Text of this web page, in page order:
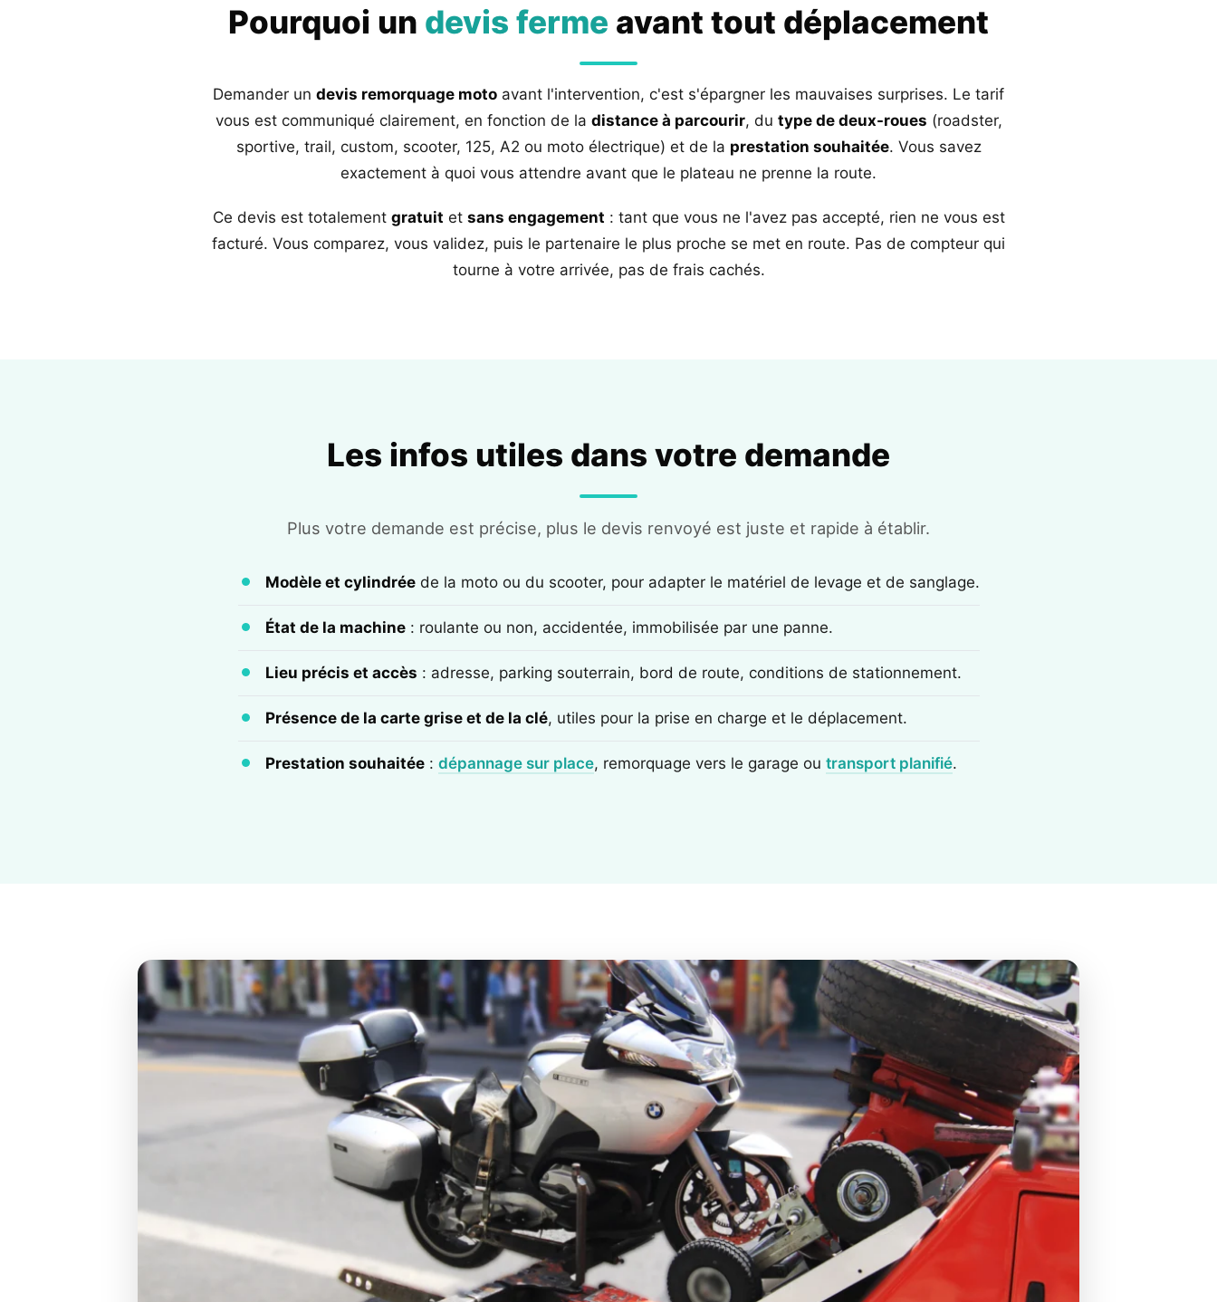
Pourquoi un devis ferme avant tout déplacement
Demander un devis remorquage moto avant l'intervention, c'est s'épargner les mauvaises surprises. Le tarif
vous est communiqué clairement, en fonction de la distance à parcourir, du type de deux-roues (roadster,
sportive, trail, custom, scooter, 125, A2 ou moto électrique) et de la prestation souhaitée. Vous savez
exactement à quoi vous attendre avant que le plateau ne prenne la route.
Ce devis est totalement gratuit et sans engagement : tant que vous ne l'avez pas accepté, rien ne vous est
facturé. Vous comparez, vous validez, puis le partenaire le plus proche se met en route. Pas de compteur qui
tourne à votre arrivée, pas de frais cachés.
Les infos utiles dans votre demande
Plus votre demande est précise, plus le devis renvoyé est juste et rapide à établir.
Modèle et cylindréede la moto ou du scooter, pour adapter le matériel de levage et de sanglage.
État de la machine: roulante ou non, accidentée, immobilisée par une panne.
Lieu précis et accès : adresse, parking souterrain, bord de route, conditions de stationnement.
Présence de la carte grise et de la clé, utiles pour la prise en charge et le déplacement.
Prestation souhaitée: dépannage sur place, remorquage vers le garage ou transport planifié.